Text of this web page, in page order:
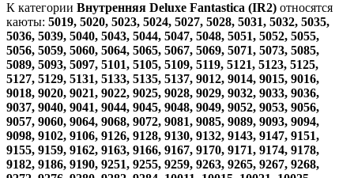
К категории Внутренняя Deluxe Fantastica (IR2) относятся
каюты: 5019, 5020, 5023, 5024, 5027, 5028, 5031, 5032, 5035,
5036, 5039, 5040, 5043, 5044, 5047, 5048, 5051, 5052, 5055,
5056, 5059, 5060, 5064, 5065, 5067, 5069, 5071, 5073, 5085,
5089, 5093, 5097, 5101, 5105, 5109, 5119, 5121, 5123, 5125,
5127, 5129, 5131, 5133, 5135, 5137, 9012, 9014, 9015, 9016,
9018, 9020, 9021, 9022, 9025, 9028, 9029, 9032, 9033, 9036,
9037, 9040, 9041, 9044, 9045, 9048, 9049, 9052, 9053, 9056,
9057, 9060, 9064, 9068, 9072, 9081, 9085, 9089, 9093, 9094,
9098, 9102, 9106, 9126, 9128, 9130, 9132, 9143, 9147, 9151,
9155, 9159, 9162, 9163, 9166, 9167, 9170, 9171, 9174, 9178,
9182, 9186, 9190, 9251, 9255, 9259, 9263, 9265, 9267, 9268,